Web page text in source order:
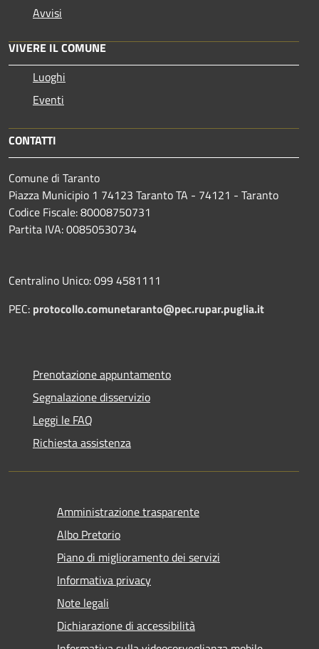
Avvisi
VIVERE IL COMUNE
Luoghi
Eventi
CONTATTI
Comune di Taranto
Piazza Municipio 1 74123 Taranto TA - 74121 - Taranto
Codice Fiscale: 80008750731
Partita IVA: 00850530734
Centralino Unico: 099 4581111
PEC: protocollo.comunetaranto@pec.rupar.puglia.it
Prenotazione appuntamento
Segnalazione disservizio
Leggi le FAQ
Richiesta assistenza
Amministrazione trasparente
Albo Pretorio
Piano di miglioramento dei servizi
Informativa privacy
Note legali
Dichiarazione di accessibilità